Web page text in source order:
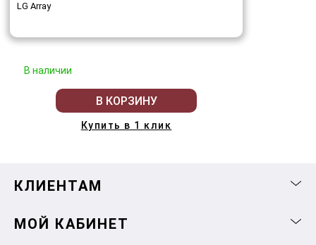
LG Array
В наличии
В КОРЗИНУ
Купить в 1 клик
КЛИЕНТАМ
МОЙ КАБИНЕТ